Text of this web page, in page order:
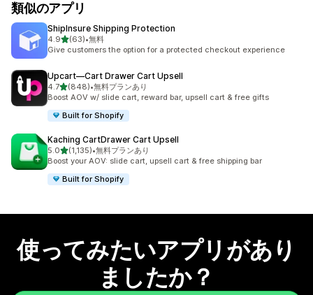
類似のアプリ
ShipInsure Shipping Protection
4.95つ星中
(63)
合計レビュー数：63件
•無料
Give customers the option for a protected checkout experience
Upcart—Cart Drawer Cart Upsell
4.75つ星中
(848)
合計レビュー数：848件
•無料プランあり
Boost AOV w/ slide cart, reward bar, upsell cart & free gifts
Built for Shopify
Kaching CartDrawer Cart Upsell
5.05つ星中
(1,135)
合計レビュー数：1135件
•無料プランあり
Boost your AOV: slide cart, upsell cart & free shipping bar
Built for Shopify
使ってみたいアプリがあり
ましたか？